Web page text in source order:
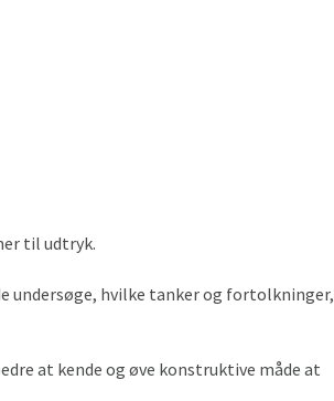
til udtryk.
undersøge, hvilke tanker og fortolkninger,
at kende og øve konstruktive måde at